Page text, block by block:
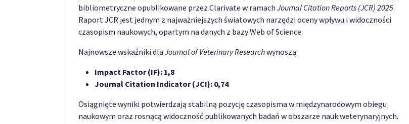
bibliometryczne opublikowane przez Clarivate w ramach Journal Citation Reports (JCR) 2025.
Raport JCR jest jednym z najważniejszych światowych narzędzi oceny wpływu i widoczności
czasopism naukowych, opartym na danych z bazy Web of Science.
Najnowsze wskaźniki dla Journal of Veterinary Researchwynoszą:
Impact Factor (IF): 1,8
Journal Citation Indicator (JCI): 0,74
Osiągnięte wyniki potwierdzają stabilną pozycję czasopisma w międzynarodowym obiegu
naukowym oraz rosnącą widoczność publikowanych badań w obszarze nauk weterynaryjnych.